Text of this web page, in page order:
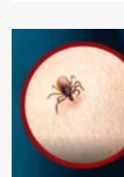
на
Київщині,
спричинена
атакою
РФ,
локалізована.